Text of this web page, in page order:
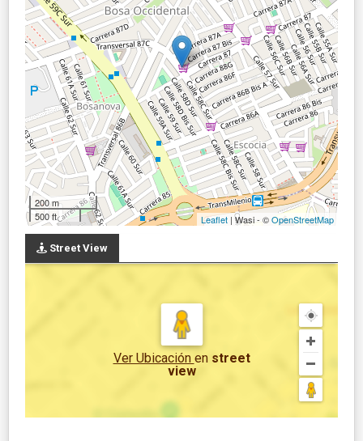
200 m
500 ft
Leaflet | Wasi - ©OpenStreetMap
Street View
Ver Ubicación en street
view